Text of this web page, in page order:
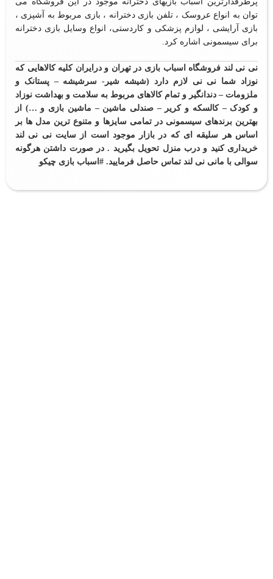
توان به انواع عروسک ، تلفن بازی دخترانه ، بازی مربوط به آشپزی ،
بازی آرایشی ، لوازم پزشکی و کاردستی، انواع وسایل بازی دخترانه
برای سیسمونی اشاره کرد.
نی نی لند فروشگاه اسباب بازی در تهران و درایران کلیه کالاهایی که
نوزاد شما نی نی لازم دارد (شیشه شیر- سرشیشه – پستانک و
ملزومات – دندانگیر و تمام کالاهای مربوط به سلامت و بهداشت نوزاد
و کودک – کالسکه و کریر – صندلی ماشین – ماشین بازی و …) از
بهترین برندهای سیسمونی در تمامی سایزها و متنوع ترین مدل ها بر
اساس هر سلیقه ای که در بازار موجود است از سایت نی نی لند
خریداری کنید و درب منزل تحویل بگیرید . در صورت داشتن هرگونه
سوالی با مانی نی لند تماس حاصل فرمایید. #اسباب بازی چیکو